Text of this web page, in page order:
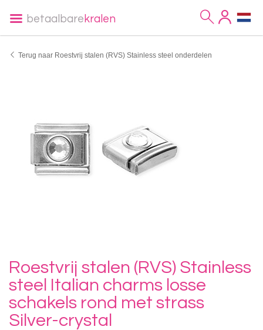
betaalbare kralen
Terug naar Roestvrij stalen (RVS) Stainless steel onderdelen
Roestvrij stalen (RVS) Stainless
steel Italian charms losse
schakels rond met strass
Silver-crystal